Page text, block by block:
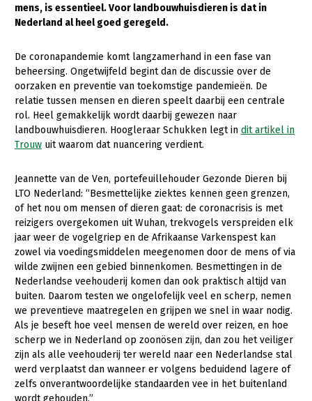
Gezonde planten
Natuur, klimaat en energie
Bodem en water
Platteland en omgeving
Mens, ondernemerschap en onderwijs
Sectoren
Dier
Biologische Landbouw
Geitenhouderij
Kalverhouderij
Konijnenhouderij
Melkveehouderij
Paardenhouderij
Pluimveehouderij
Plant
Akkerbouw
Biologische Landbouw
Bollenteelt
Bomen, vaste planten en zomerbloemen
Fruitteelt
Glastuinbouw
Multifunctionele landbouw
Multifunctioneel
Vrouw en Bedrijf
Onderwerpen
Nieuws
Nieuwsabonnement
Webinars
mens, is essentieel. Voor landbouwhuisdieren is dat in
Nederland al heel goed geregeld.
De coronapandemie komt langzamerhand in een fase van
beheersing. Ongetwijfeld begint dan de discussie over de
oorzaken en preventie van toekomstige pandemieën. De
relatie tussen mensen en dieren speelt daarbij een centrale
rol. Heel gemakkelijk wordt daarbij gewezen naar
landbouwhuisdieren. Hoogleraar Schukken legt in dit artikel in
Trouw uit waarom dat nuancering verdient.
Jeannette van de Ven, portefeuillehouder Gezonde Dieren bij
LTO Nederland: “Besmettelijke ziektes kennen geen grenzen,
of het nou om mensen of dieren gaat: de coronacrisis is met
reizigers overgekomen uit Wuhan, trekvogels verspreiden elk
jaar weer de vogelgriep en de Afrikaanse Varkenspest kan
zowel via voedingsmiddelen meegenomen door de mens of via
wilde zwijnen een gebied binnenkomen. Besmettingen in de
Nederlandse veehouderij komen dan ook praktisch altijd van
buiten. Daarom testen we ongelofelijk veel en scherp, nemen
we preventieve maatregelen en grijpen we snel in waar nodig.
Als je beseft hoe veel mensen de wereld over reizen, en hoe
scherp we in Nederland op zoonösen zijn, dan zou het veiliger
zijn als alle veehouderij ter wereld naar een Nederlandse stal
werd verplaatst dan wanneer er volgens beduidend lagere of
zelfs onverantwoordelijke standaarden vee in het buitenland
wordt gehouden.”